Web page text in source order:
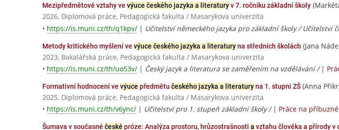
Mezipředmětové vztahy ve výuce českého jazyka a literaturyv 7. ročníku základní školy
2026, Diplomová práce, Pedagogická fakulta / Masarykova univerzita
• https://is.muni.cz/th/q1kpv/ | Učitelství německého jazyka pro základní školy / Učitelství
Metody kritického myšlení ve výuce českého jazyka a literaturyna středních školách (Jana
2023, Bakalářská práce, Pedagogická fakulta / Masarykova univerzita
• https://is.muni.cz/th/uo53v/ | Český jazyk a literatura se zaměřením na vzdělávání / |
Formativní hodnocení ve výuce předmětu českého jazyka a literaturyna 1. stupni ZŠ (Anna
2025, Diplomová práce, Pedagogická fakulta / Masarykova univerzita
• https://is.muni.cz/th/v6ync/ | Učitelství pro 1. stupeň základní školy / | Práce na
Šumava v současné české próze: Analýza prostoru, hrůzostrašnosti a vztahu člověka a přírody v